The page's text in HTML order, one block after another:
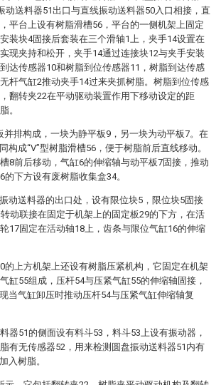
动送料器51出口与直线振动送料器50入口相接，直
平台上设有树脂滑槽56，平台的一侧机架上固定
装块4固接后套装在三个滑轴1上，夹手14设置在
现夹持和松开，夹手14通过连接块12与夹手安装
达传感器10和树脂到位传感器11，树脂到达传感
杆气缸2推动夹手14过来夹抓树脂。树脂到位传感
翻转夹22在平动驱动装置作用下移动设定的距
。
排构成，一块为静平板9，另一块为动平板7。在
成“V”型树脂滑槽56，便于树脂前后直线移动。
8前后移动，气缸6的伸缩轴与动平板7固接，推动
下方设有废树脂收集盒34。
动送料器的出口处，设有限位块5，限位块5固接
动联接在固定于机架上的固定板29的下方，在活
17固定在活动轴18上，齿条与限位气缸16的伸缩
的上方机架上还设有树脂压紧机构，它固定在机架
缸55组成，压杆54与压紧气缸55的伸缩轴固接，
当气缸卸压时推动压杆54与压紧气缸伸缩轴复
器51的侧面设有料斗53，料斗53上设有振动器，
有无传感器52，用来检测圆盘振动送料器51内有
入树脂。